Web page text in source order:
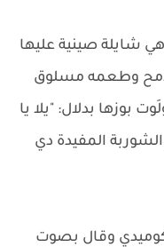
شايلة صينية عليها
وطعمه مسلوق
بوزها بدلال: "يلا يا
المفيدة دي
وقال بصوت